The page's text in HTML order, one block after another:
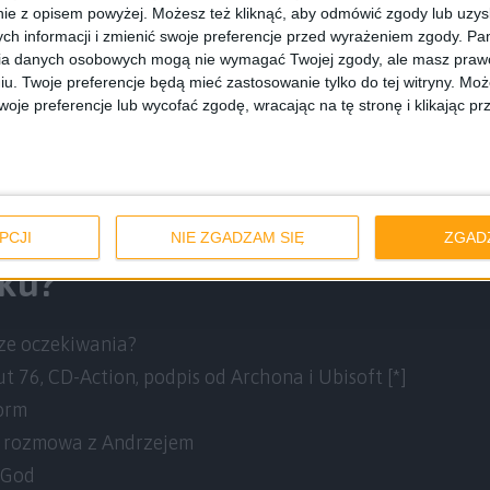
z opisem powyżej. Możesz też kliknąć, aby odmówić zgody lub
informacji i zmienić swoje preferencje przed wyrażeniem zgody.
danych osobowych mogą nie wymagać Twojej zgody, ale masz
Twoje preferencje będą mieć zastosowanie tylko do tej witryny.
preferencje lub wycofać zgodę, wracając na tę stronę i klikając
NIE ZGADZAM SIĘ
interesujących indyków jakTerraStorm,Clockwork
nas na suty, gdy dowiedzieliśmy się, że gra Arms of
też Ubisoft, ale tylko na chwilę, jakże
się, że założenie sweterka z gruchą przerodzi się w
Uzbierało się z tego prawie pół godziny
oczekiwania?
76, CD-Action, podpis od Archona i Ubisoft [*]
z Andrzejem